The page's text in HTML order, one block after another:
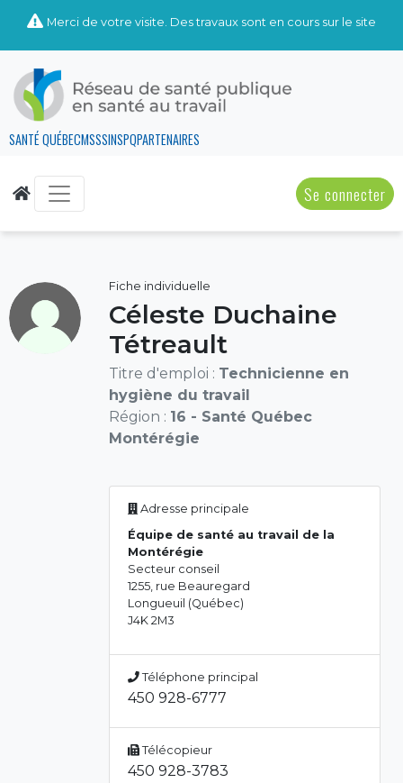
Merci de votre visite. Des travaux sont en cours sur le site
SANTÉ QUÉBECMSSSINSPQPARTENAIRES
Se connecter
Fiche individuelle
Céleste Duchaine
Tétreault
Titre d'emploi : Technicienne en
hygiène du travail
Région : 16 - Santé Québec
Montérégie
Adresse principale
Équipe de santé au travail de la
Montérégie
Secteur conseil
1255, rue Beauregard
Longueuil (Québec)
J4K 2M3
Téléphone principal
450 928-6777
Télécopieur
450 928-3783